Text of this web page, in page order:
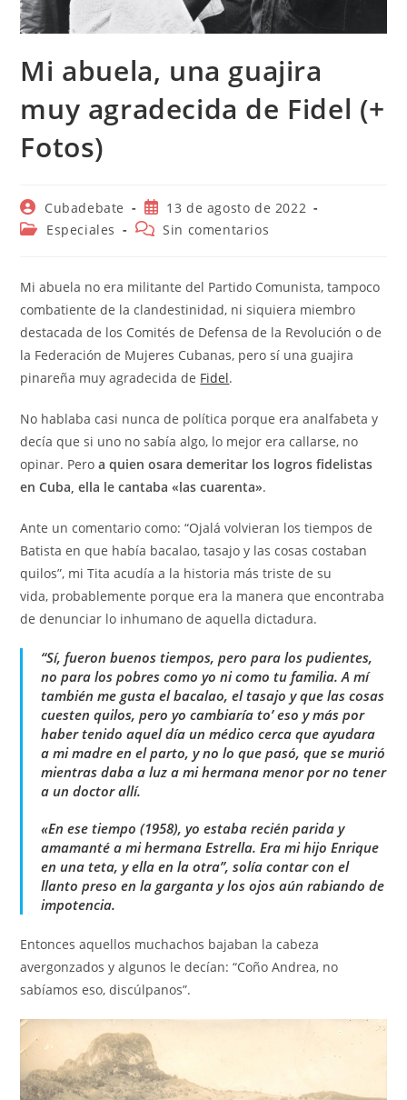
Mi abuela, una guajira
muy agradecida de Fidel (+
Fotos)
Autor
de
Cubadebate
Publicación
de
la
13 de agosto de 2022
Categoría
entrada:
Especiales
Comentarios
entrada:
Sin comentarios
Mi abuela no era militante del Partido Comunista, tampoco
combatiente de la clandestinidad, ni siquiera miembro
destacada de los Comités de Defensa de la Revolución o de
la Federación de Mujeres Cubanas, pero sí una guajira
pinareña muy agradecida de Fidel.
No hablaba casi nunca de política porque era analfabeta y
decía que si uno no sabía algo, lo mejor era callarse, no
opinar. Peroa quien osara demeritar los logros fidelistas
en Cuba, ella le cantaba «las cuarenta».
Ante un comentario como: “Ojalá volvieran los tiempos de
Batista en que había bacalao, tasajo y las cosas costaban
quilos”, mi Tita acudía a la historia más triste de su
vida, probablemente porque era la manera que encontraba
de denunciar lo inhumano de aquella dictadura.
“Sí, fueron buenos tiempos, pero para los pudientes,
no para los pobres como yo ni como tu familia. A mí
también me gusta el bacalao, el tasajo y que las cosas
cuesten quilos, pero yo cambiaría to’ eso y más por
haber tenido aquel día un médico cerca que ayudara
a mi madre en el parto, y no lo que pasó, que se murió
mientras daba a luz a mi hermana menor por no tener
a un doctor allí.
«En ese tiempo (1958), yo estaba recién parida y
amamanté a mi hermana Estrella. Era mi hijo Enrique
en una teta, y ella en la otra”, solía contar con el
llanto preso en la garganta y los ojos aún rabiando de
impotencia.
Entonces aquellos muchachos bajaban la cabeza
avergonzados y algunos le decían: “Coño Andrea, no
sabíamos eso, discúlpanos”.